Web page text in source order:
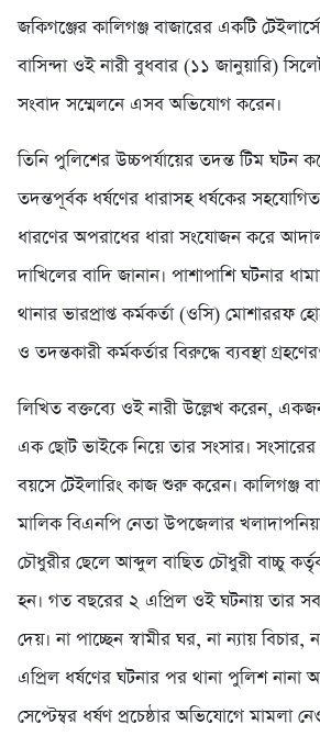
জকিগঞ্জের কালিগঞ্জ বাজারের একটি
বাসিন্দা ওই নারী বুধবার (১১ জানুয়ারি)
সংবাদ সম্মেলনে এসব অভিযোগ করেন।
তিনি পুলিশের উচ্চপর্যায়ের তদন্ত টিম ঘটন
তদন্তপূর্বক ধর্ষণের ধারাসহ ধর্ষকের
ধারণের অপরাধের ধারা সংযোজন করে
দাখিলের বাদি জানান। পাশাপাশি ঘটনার
থানার ভারপ্রাপ্ত কর্মকর্তা (ওসি) মোশাররফ
ও তদন্তকারী কর্মকর্তার বিরুদ্ধে ব্যবস্থা
লিখিত বক্তব্যে ওই নারী উল্লেখ করেন,
এক ছোট ভাইকে নিয়ে তার সংসার।
বয়সে টেইলারিং কাজ শুরু করেন। কালিগঞ্জ
মালিক বিএনপি নেতা উপজেলার
চৌধুরীর ছেলে আব্দুল বাছিত চৌধুরী বাচ্চু
হন। গত বছরের ২ এপ্রিল ওই ঘটনায় তার
দেয়। না পাচ্ছেন স্বামীর ঘর, না ন্যায় বিচার,
এপ্রিল ধর্ষণের ঘটনার পর থানা পুলিশ নানা
সেপ্টেম্বর ধর্ষণ প্রচেষ্ঠার অভিযোগে মামলা